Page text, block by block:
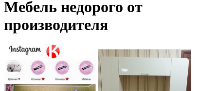
Мебель недорого от
производителя